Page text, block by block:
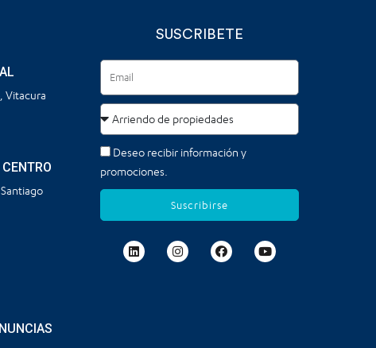
Vitacura
SUSCRIBETE
Deseo recibir información y
promociones.
Suscribirse